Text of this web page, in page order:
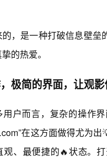
，是一种打破信息壁
的热爱。
极简的界面，让观
用户而言，复杂的操作
在这方面做得尤为
观、最便捷的🔥状态。